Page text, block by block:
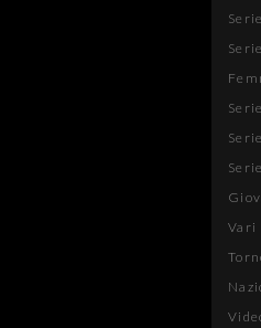
Vari